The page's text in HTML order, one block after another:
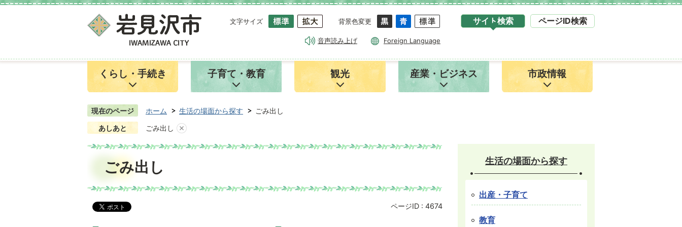
文字サイズ 背景色変更
音声読み上げ Foreign Language
サイト検索 ページID検索
ト
索
くらし・手続き 子育て・教育 観光 産業・ビジネス 市政情報
現在のページ ホーム 生活の場面から探す
ごみ出し
あしあと
ごみ出し
ごみ出し
ページID : 4674
生活の場面から探す
出産・子育て
教育